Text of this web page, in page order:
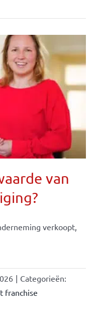
van
verkoopt,
| Categorieën:
franchise